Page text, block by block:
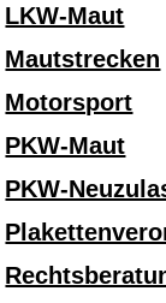
LKW-Maut
Mautstrecken
Motorsport
PKW-Maut
PKW-